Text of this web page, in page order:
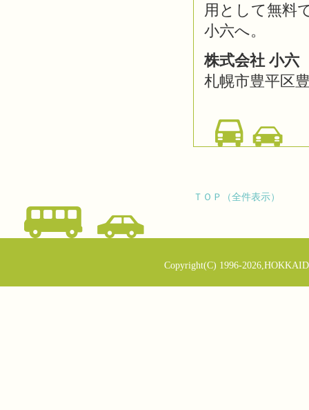
用として無料
小六へ。
株式会社 小六
札幌市豊平区
ＴＯＰ（全件表示）
Copyright(C) 1996-